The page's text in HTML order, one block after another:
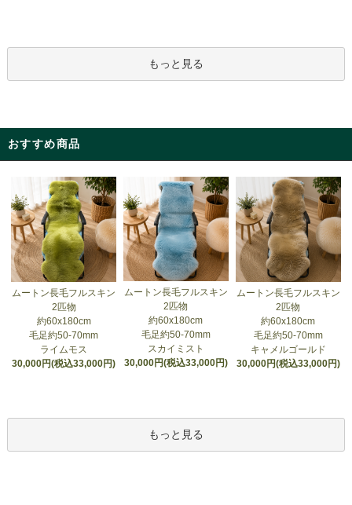
もっと見る
おすすめ商品
ムートン長毛フルスキン
2匹物
約60x180cm
毛足約50-70mm
ライムモス
30,000円(税込33,000円)
ムートン長毛フルスキン
2匹物
約60x180cm
毛足約50-70mm
スカイミスト
30,000円(税込33,000円)
ムートン長毛フルスキン
2匹物
約60x180cm
毛足約50-70mm
キャメルゴールド
30,000円(税込33,000円)
もっと見る